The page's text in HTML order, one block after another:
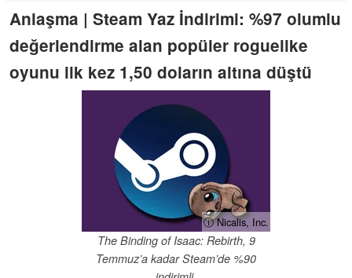
Anlaşma | Steam Yaz İndirimi: %97 olumlu
değerlendirme alan popüler roguelike
oyunu ilk kez 1,50 doların altına düştü
ⓘ Nicalis, Inc.
The Binding of Isaac: Rebirth, 9
Temmuz’a kadar Steam’de %90